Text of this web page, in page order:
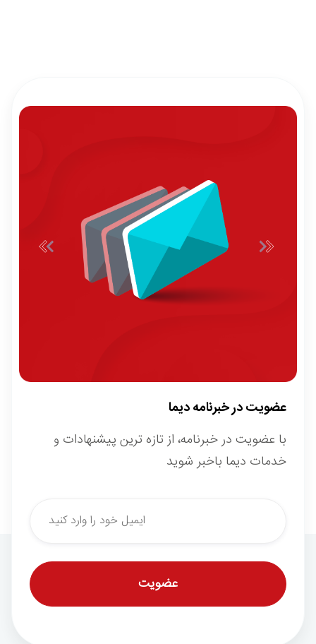
عضویت در خبرنامه دیما
با عضویت در خبرنامه، از تازه ترین پیشنهادات و
خدمات دیما باخبر شوید